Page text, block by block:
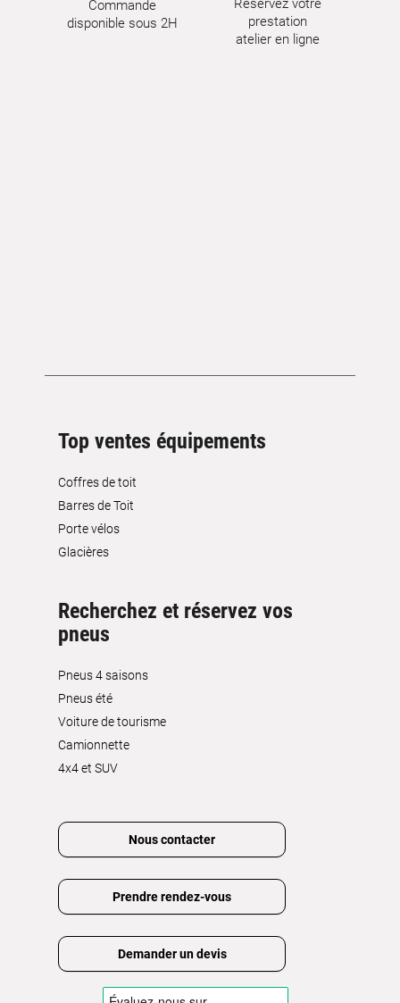
Commande
disponible sous 2H
Réservez votre
prestation
atelier en ligne
Top ventes équipements
Coffres de toit
Barres de Toit
Porte vélos
Glacières
Recherchez et réservez vos
pneus
Pneus 4 saisons
Pneus été
Voiture de tourisme
Camionnette
4x4 et SUV
Nous contacter
Prendre rendez-vous
Demander un devis